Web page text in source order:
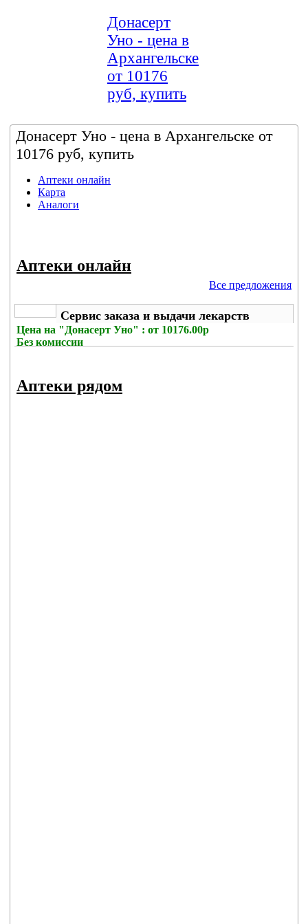
Донасерт
Уно - цена в
Архангельске
от 10176
руб, купить
Донасерт Уно - цена в Архангельске от
10176 руб, купить
Аптеки онлайн
Карта
Аналоги
Аптеки онлайн
Все предложения
Сервис заказа и выдачи лекарств
Цена на "Донасерт Уно" : от 10176.00р
Без комиссии
Аптеки рядом